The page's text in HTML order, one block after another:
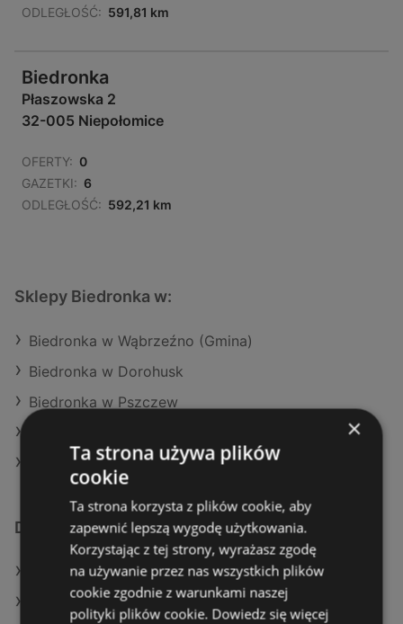
ODLEGŁOŚĆ: 591,81 km
Biedronka
Płaszowska 2
32-005 Niepołomice
OFERTY: 0
GAZETKI: 6
ODLEGŁOŚĆ: 592,21 km
Sklepy Biedronka w:
Biedronka w Wąbrzeźno (Gmina)
Biedronka w Dorohusk
Biedronka w Pszczew
Biedronka w Czarna
Dodatkowe łącza
Oferty Biedronka
Oferty SPAR
×
Ta strona używa plików
cookie
Ta strona korzysta z plików cookie, aby
zapewnić lepszą wygodę użytkowania.
Korzystając z tej strony, wyrażasz zgodę
na używanie przez nas wszystkich plików
cookie zgodnie z warunkami naszej
polityki plików cookie. Dowiedz się więcej